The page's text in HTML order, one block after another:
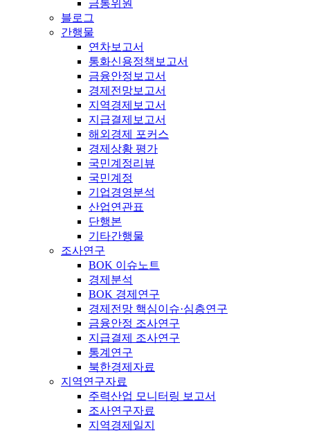
금통위원
블로그
간행물
연차보고서
통화신용정책보고서
금융안정보고서
경제전망보고서
지역경제보고서
지급결제보고서
해외경제 포커스
경제상황 평가
국민계정리뷰
국민계정
기업경영분석
산업연관표
단행본
기타간행물
조사연구
BOK 이슈노트
경제분석
BOK 경제연구
경제전망 핵심이슈·심층연구
금융안정 조사연구
지급결제 조사연구
통계연구
북한경제자료
지역연구자료
주력산업 모니터링 보고서
조사연구자료
지역경제일지